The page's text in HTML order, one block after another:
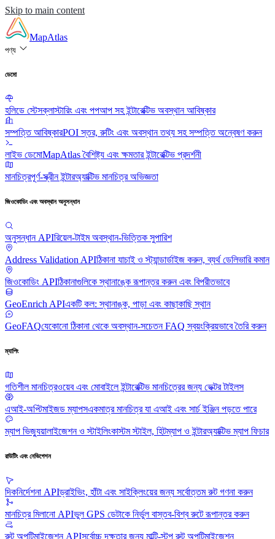
Skip to main content
MapAtlas
পণ্য
ডেমো
হলিডে স্টেসক্লাস্টারিং এবং পপআপ সহ ইন্টারেক্টিভ অবস্থান আবিষ্কার
সম্পত্তি আবিষ্কারPOI স্তর, রুটিং এবং অবস্থান তথ্য সহ সম্পত্তি অন্বেষণ করুন
লাইভ ডেমোMapAtlas বৈশিষ্ট্য এবং ক্ষমতার ইন্টারেক্টিভ প্রদর্শনী
মানচিত্রপূর্ণ-স্ক্রীন ইন্টারঅ্যাক্টিভ মানচিত্র অভিজ্ঞতা
জিওকোডিং এবং অবস্থান অনুসন্ধান
অনুসন্ধান APIরিয়েল-টাইম অবস্থান-ভিত্তিক সুপারিশ
Address Validation APIঠিকানা যাচাই ও স্ট্যান্ডার্ডাইজ করুন, ব্যর্থ ডেলিভারি কমান
জিওকোডিং APIঠিকানাগুলিকে স্থানাঙ্কে রূপান্তর করুন এবং বিপরীতভাবে
GeoEnrich APIএকটি কল: স্থানাঙ্ক, পাড়া এবং কাছাকাছি স্থান
GeoFAQযেকোনো ঠিকানা থেকে অবস্থান-সচেতন FAQ স্বয়ংক্রিয়ভাবে তৈরি করুন
ম্যাপিং
গতিশীল মানচিত্রওয়েব এবং মোবাইলে ইন্টারেক্টিভ মানচিত্রের জন্য ভেক্টর টাইলস
এআই-অপ্টিমাইজড ম্যাপসএকমাত্র মানচিত্র যা এআই এবং সার্চ ইঞ্জিন পড়তে পারে
ম্যাপ ভিজ্যুয়ালাইজেশন ও স্টাইলিংকাস্টম স্টাইল, হিটম্যাপ ও ইন্টারঅ্যাক্টিভ ম্যাপ ফিচার
রাউটিং এবং নেভিগেশন
দিকনির্দেশনা APIড্রাইভিং, হাঁটা এবং সাইক্লিংয়ের জন্য সর্বোত্তম রুট গণনা করুন
মানচিত্র মিলানো APIভুল GPS ডেটাকে নির্ভুল বাস্তব-বিশ্ব রুটে রূপান্তর করুন
রুট অপটিমাইজেশন APIসর্বোচ্চ দক্ষতার জন্য মাল্টি-স্টপ রুট অপটিমাইজেশন